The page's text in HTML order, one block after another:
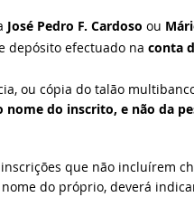
José Pedro F. Cardoso ou
depósito efectuado na conta
ou cópia do talão
nome do inscrito, e não da
que não incluírem
do próprio, deverá